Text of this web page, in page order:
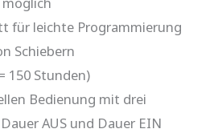
für leichte Programmierung
Schiebern
150 Stunden)
Bedienung mit drei
AUS und Dauer EIN